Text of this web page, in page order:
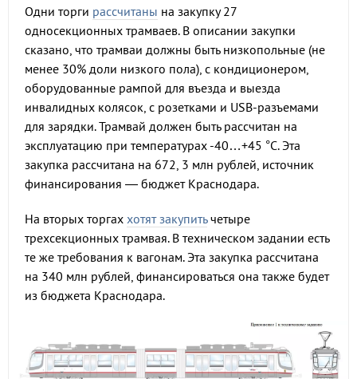
Одни торги рассчитаны на закупку 27
односекционных трамваев. В описании закупки
сказано, что трамваи должны быть низкопольные (не
менее 30% доли низкого пола), с кондиционером,
оборудованные рампой для въезда и выезда
инвалидных колясок, с розетками и USB-разъемами
для зарядки. Трамвай должен быть рассчитан на
эксплуатацию при температурах -40…+45 °C. Эта
закупка рассчитана на 672, 3 млн рублей, источник
финансирования — бюджет Краснодара.
На вторых торгах хотят закупитьчетыре
трехсекционных трамвая. В техническом задании есть
те же требования к вагонам. Эта закупка рассчитана
на 340 млн рублей, финансироваться она также будет
из бюджета Краснодара.